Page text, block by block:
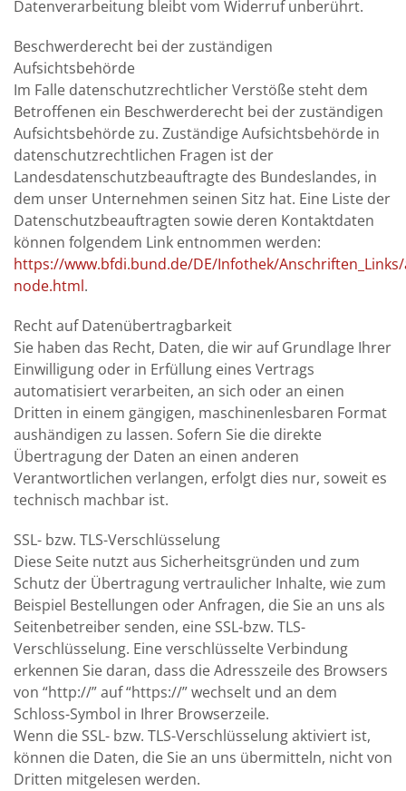
Datenverarbeitung bleibt vom Widerruf unberührt.
Beschwerderecht bei der zuständigen
Aufsichtsbehörde
Im Falle datenschutzrechtlicher Verstöße steht dem
Betroffenen ein Beschwerderecht bei der zuständigen
Aufsichtsbehörde zu. Zuständige Aufsichtsbehörde in
datenschutzrechtlichen Fragen ist der
Landesdatenschutzbeauftragte des Bundeslandes, in
dem unser Unternehmen seinen Sitz hat. Eine Liste der
Datenschutzbeauftragten sowie deren Kontaktdaten
können folgendem Link entnommen werden:
https://www.bfdi.bund.de/DE/Infothek/
node.html.
Recht auf Datenübertragbarkeit
Sie haben das Recht, Daten, die wir auf Grundlage Ihrer
Einwilligung oder in Erfüllung eines Vertrags
automatisiert verarbeiten, an sich oder an einen
Dritten in einem gängigen, maschinenlesbaren Format
aushändigen zu lassen. Sofern Sie die direkte
Übertragung der Daten an einen anderen
Verantwortlichen verlangen, erfolgt dies nur, soweit es
technisch machbar ist.
SSL- bzw. TLS-Verschlüsselung
Diese Seite nutzt aus Sicherheitsgründen und zum
Schutz der Übertragung vertraulicher Inhalte, wie zum
Beispiel Bestellungen oder Anfragen, die Sie an uns als
Seitenbetreiber senden, eine SSL-bzw. TLS-
Verschlüsselung. Eine verschlüsselte Verbindung
erkennen Sie daran, dass die Adresszeile des Browsers
von “http://” auf “https://” wechselt und an dem
Schloss-Symbol in Ihrer Browserzeile.
Wenn die SSL- bzw. TLS-Verschlüsselung aktiviert ist,
können die Daten, die Sie an uns übermitteln, nicht von
Dritten mitgelesen werden.